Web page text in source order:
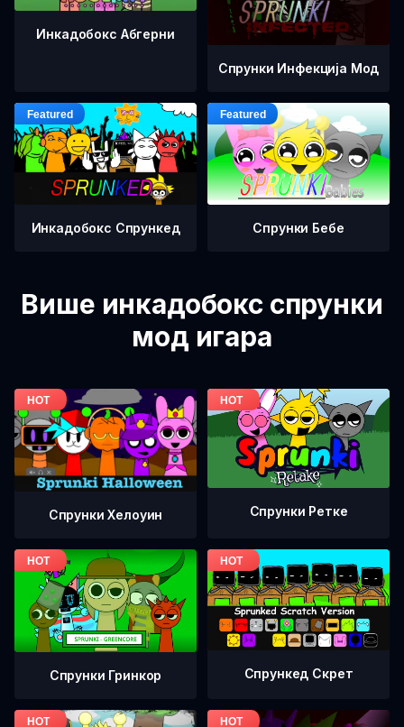
Инкадобокс Абгерни
Спрунки Инфекција Мод
Инкадобокс Спрункед Спрунки Бебе
Више инкадобокс спрунки
мод игара
Спрунки Хелоуин Спрунки Ретке
Спрунки Гринкор Спрункед Скрет